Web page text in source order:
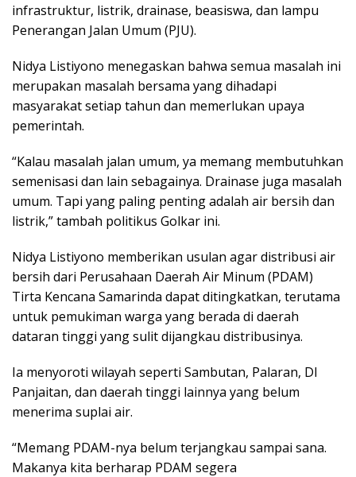
infrastruktur, listrik, drainase, beasiswa, dan lampu
Penerangan Jalan Umum (PJU).
Nidya Listiyono menegaskan bahwa semua masalah ini
merupakan masalah bersama yang dihadapi
masyarakat setiap tahun dan memerlukan upaya
pemerintah.
“Kalau masalah jalan umum, ya memang membutuhkan
semenisasi dan lain sebagainya. Drainase juga masalah
umum. Tapi yang paling penting adalah air bersih dan
listrik,” tambah politikus Golkar ini.
Nidya Listiyono memberikan usulan agar distribusi air
bersih dari Perusahaan Daerah Air Minum (PDAM)
Tirta Kencana Samarinda dapat ditingkatkan, terutama
untuk pemukiman warga yang berada di daerah
dataran tinggi yang sulit dijangkau distribusinya.
Ia menyoroti wilayah seperti Sambutan, Palaran, DI
Panjaitan, dan daerah tinggi lainnya yang belum
menerima suplai air.
“Memang PDAM-nya belum terjangkau sampai sana.
Makanya kita berharap PDAM segera